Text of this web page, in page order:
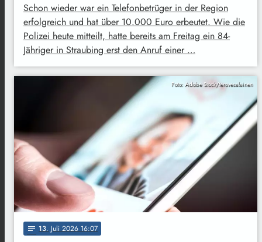
Schon wieder war ein Telefonbetrüger in der Region
erfolgreich und hat über 10.000 Euro erbeutet. Wie die
Polizei heute mitteilt, hatte bereits am Freitag ein 84-
Jähriger in Straubing erst den Anruf einer …
Foto: Adobe Stock/terovesalainen
notes 13. Juli 2026 16:07